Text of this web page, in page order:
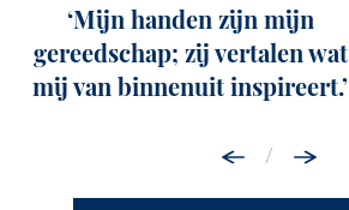
‘Mijn handen zijn mijn
gereedschap; zij vertalen wat
mij van binnenuit inspireert.’
/